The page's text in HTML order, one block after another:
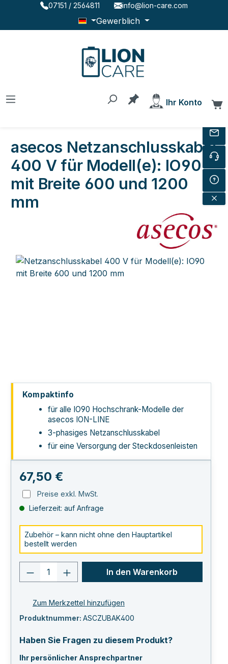
Zum Hauptinhalt springen
07151 / 2564811 info@lion-care.com
Gewerblich
Du hast 0 Produkte
Ihr Konto
asecos Netzanschlusskabel
400 V für Modell(e): IO90
mit Breite 600 und 1200
mm
Bildergalerie überspringen
Kompaktinfo
für alle IO90 Hochschrank-Modelle der
asecos ION-LINE
3-phasiges Netzanschlusskabel
für eine Versorgung der Steckdosenleisten
Regulärer Preis:
67,50 €
Preise exkl. MwSt.
Lieferzeit: auf Anfrage
Zubehör – kann nicht ohne den Hauptartikel
bestellt werden
Produkt Anzahl: Gib den
In den Warenkorb
Zum Merkzettel hinzufügen
Produktnummer: ASCZUBAK400
Haben Sie Fragen zu diesem Produkt?
Ihr persönlicher Ansprechpartner